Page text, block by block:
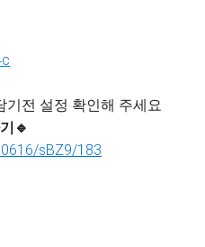
전 설정 확인해 주세요
🔹
sBZ9/183